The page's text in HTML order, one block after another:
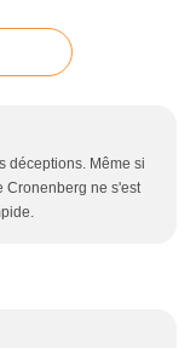
déceptions. Même si
Cronenberg ne s'est